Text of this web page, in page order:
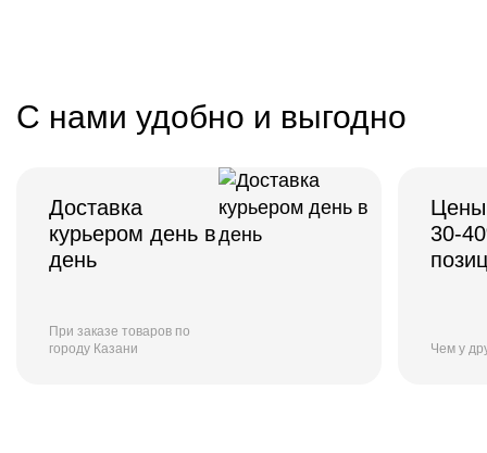
С нами удобно и выгодно
Доставка
курьером день в
день
При заказе товаров по
городу Казани
30-
Чем у